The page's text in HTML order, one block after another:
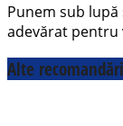
Punem sub
adevărat pentru
Alte recomandări